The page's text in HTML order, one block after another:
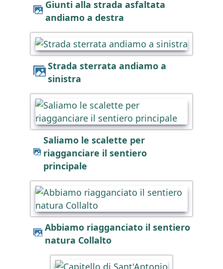
Giunti alla strada asfaltata
andiamo a destra
Strada sterrata andiamo a
sinistra
Saliamo le scalette per
riagganciare il sentiero
principale
Abbiamo riagganciato il sentiero
natura Collalto